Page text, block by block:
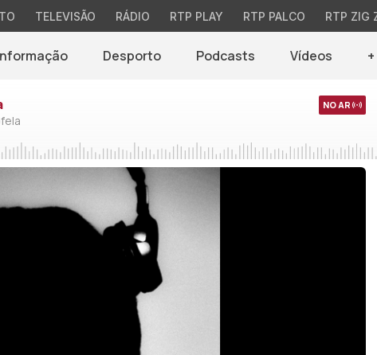
TELEVISÃO RÁDIO RTP PLAY RTP PALCO RTP ZIG
Desporto Podcasts Vídeos
NO AR